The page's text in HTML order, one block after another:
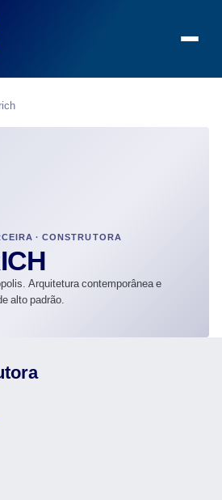
· CONSTRUTORA
Arquitetura contemporânea e
alto padrão.